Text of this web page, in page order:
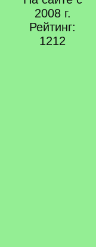
2008 г.
Рейтинг:
1212